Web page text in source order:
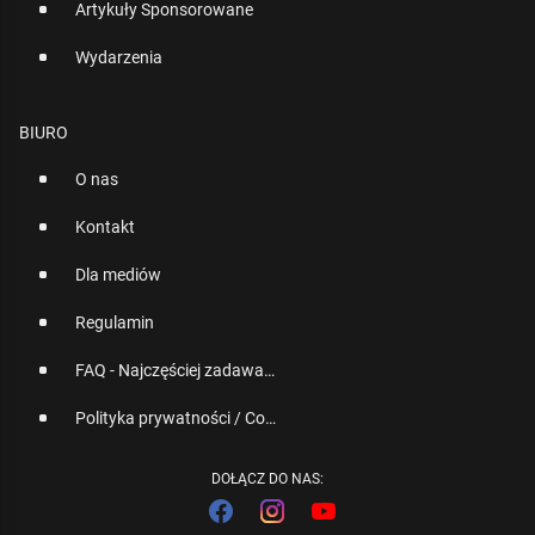
Artykuły Sponsorowane
Wydarzenia
BIURO
O nas
Kontakt
Dla mediów
Regulamin
FAQ - Najczęściej zadawane pytania
Polityka prywatności / Cookies
DOŁĄCZ DO NAS: